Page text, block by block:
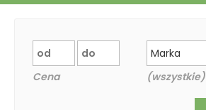
Cena
Marka
(wszystkie)